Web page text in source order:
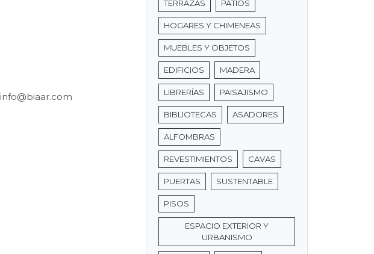
info@biaar.com
TERRAZAS PATIOS
HOGARES Y CHIMENEAS
MUEBLES Y OBJETOS
EDIFICIOS MADERA
LIBRERÍAS PAISAJISMO
BIBLIOTECAS ASADORES
ALFOMBRAS
REVESTIMIENTOS CAVAS
PUERTAS SUSTENTABLE
PISOS
ESPACIO EXTERIOR Y
URBANISMO